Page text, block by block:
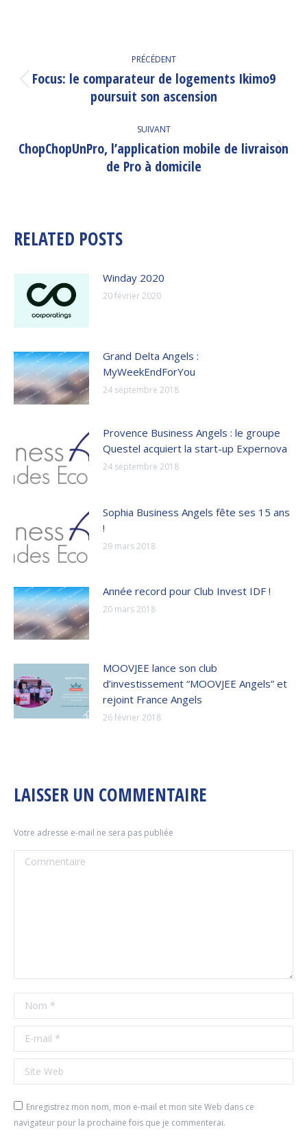
ARTICLE
PRÉCÉDENT
Article
précédent
Focus: le comparateur de logements Ikimo9
poursuit son ascension
SUIVANT
Article
suivant
ChopChopUnPro, l’application mobile de livraison
de Pro à domicile
RELATED POSTS
Winday 2020
20 février 2020
Grand Delta Angels :
MyWeekEndForYou
24 septembre 2018
Provence Business Angels : le groupe
Questel acquiert la start-up Expernova
24 septembre 2018
Sophia Business Angels fête ses 15 ans
!
29 mars 2018
Année record pour Club Invest IDF !
20 mars 2018
MOOVJEE lance son club
d’investissement “MOOVJEE Angels” et
rejoint France Angels
26 février 2018
LAISSER UN COMMENTAIRE
Votre adresse e-mail ne sera pas publiée
Commentaire
Nom *
E-mail *
Site Web
Enregistrez mon nom, mon e-mail et mon site Web dans ce
navigateur pour la prochaine fois que je commenterai.